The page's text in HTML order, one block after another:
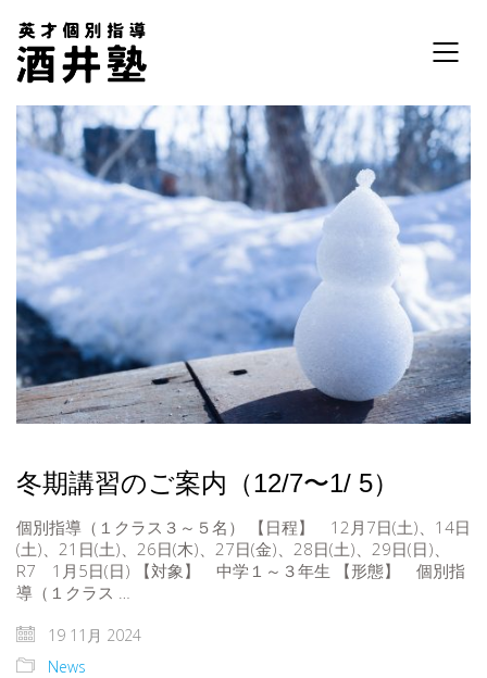
冬期講習のご案内（12/7〜1/ 5）
個別指導（１クラス３～５名） 【日程】 12月7日(土)、14日
(土)、21日(土)、26日(木)、27日(金)、28日(土)、29日(日)、
R7 1月5日(日) 【対象】 中学１～３年生 【形態】 個別指
導（１クラス …
19 11月 2024
News